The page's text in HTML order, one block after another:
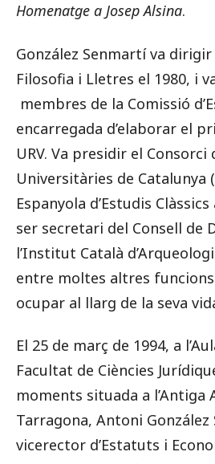
Homenatge a Josep Alsina.
González Senmartí va
Filosofia i Lletres el 1980, i
membres de la Comissió
encarregada d’elaborar el
URV. Va presidir el
Universitàries de Catalunya
Espanyola d’Estudis
ser secretari del Consell de
l’Institut Català
entre moltes altres
ocupar al llarg de la seva
El 25 de març de 1994, a
Facultat de Ciències
moments situada a l’Antiga
Tarragona, Antoni González
vicerector d’Estatuts i